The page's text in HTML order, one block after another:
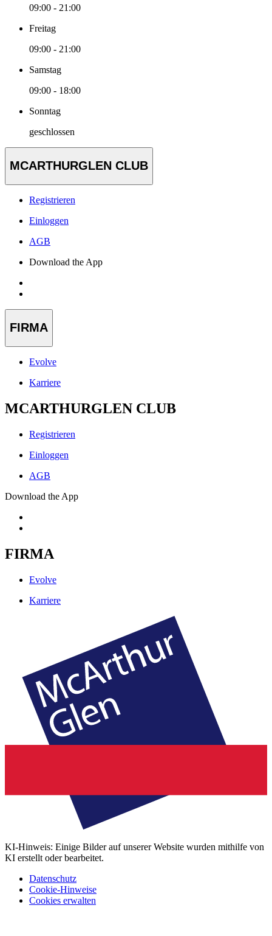
09:00 - 21:00
Freitag
09:00 - 21:00
Samstag
09:00 - 18:00
Sonntag
geschlossen
MCARTHURGLEN CLUB
Registrieren
Einloggen
AGB
Download the App
FIRMA
Evolve
Karriere
MCARTHURGLEN CLUB
Registrieren
Einloggen
AGB
Download the App
FIRMA
Evolve
Karriere
KI-Hinweis: Einige Bilder auf unserer Website wurden mithilfe von
KI erstellt oder bearbeitet.
Datenschutz
Cookie-Hinweise
Cookies erwalten